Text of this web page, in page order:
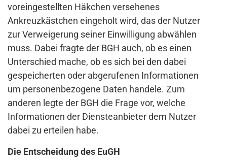
voreingestellten Häkchen versehenes
Ankreuzkästchen eingeholt wird, das der Nutzer
zur Verweigerung seiner Einwilligung abwählen
muss. Dabei fragte der BGH auch, ob es einen
Unterschied mache, ob es sich bei den dabei
gespeicherten oder abgerufenen Informationen
um personenbezogene Daten handele. Zum
anderen legte der BGH die Frage vor, welche
Informationen der Diensteanbieter dem Nutzer
dabei zu erteilen habe.
Die Entscheidung des EuGH